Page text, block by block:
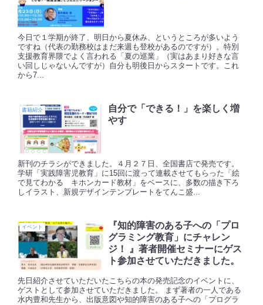
今日で１学期が終了、明日から夏休み、というところが多いよう
ですね（代表の勤務校はまだ来週も登校があるのですが）。特別
支援教育界隈でよく言われる「夏の巡業」（実はあまり好きな言
い回しじゃないんですが）自分も明後日からスタートです。これ
から7...
書籍紹介
自分で「できる！」を楽しく増
やす
新刊のチラシができました。４月２７日、全国書店で発売です。
学研「実践障害児教育」に15回に渡って連載させてもらった「絵
で見てわかる キホンカード教材」をベースに、多数の描き下ろ
しイラスト、新規デザインテンプレートをてんこ盛...
イベント
『知的障害のある子への「プロ
グラミング教育」にチャレン
ジ！ 』著者開催セミナーにゲス
ト参加させていただきました。
先日紹介させていただいたこちらの本の発売記念のイベントに、
ゲストとして参加させていただきました。 まず著者の一人である
水内豊和先生から、出版意図や知的障害のある子への「プログラ